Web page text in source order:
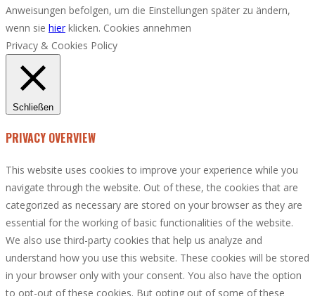
Anweisungen befolgen, um die Einstellungen später zu ändern,
wenn sie hierklicken. Cookies annehmen
Privacy & Cookies Policy
Schließen
PRIVACY OVERVIEW
This website uses cookies to improve your experience while you
navigate through the website. Out of these, the cookies that are
categorized as necessary are stored on your browser as they are
essential for the working of basic functionalities of the website.
We also use third-party cookies that help us analyze and
understand how you use this website. These cookies will be stored
in your browser only with your consent. You also have the option
to opt-out of these cookies. But opting out of some of these